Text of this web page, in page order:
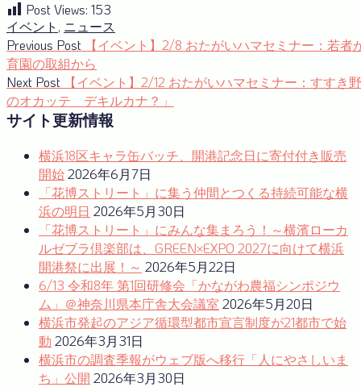
Post Views: 153
イベント , ニュース
投
稿
ナ
ビ
ゲ
シ
ョ
Previous Post
Previous
post:
【イベント】2/8 おたがいハマセミナー：若
育園の取組から
Next Post
Next
post:
【イベント】2/12 おたがいハマセミナー：すす
のオカッテ デキルカナ？」
サイト更新情報
横浜18区キャラ缶バッチ、開港記念日に寄付付き販売
開始2026年6月7日
「花博ストリート」に集う仲間とつくる持続可能な横
浜の明日 2026年5月30日
「花博ストリート」にみんな集まろう！～横濱ローカ
ルゼブラ倶楽部は、GREEN×EXPO 2027に向けて横浜
開港祭に出展！～ 2026年5月22日
6/13 令和8年 第1回研修会「かながわ農福シンポジウ
ム」＠神奈川県本庁舎大会議室 2026年5月20日
横浜市発起のアジア循環型都市宣言制度が21都市で始
動 2026年3月31日
横浜市の調査季報がウェブ版へ移行「人にやさしいま
ち」公開 2026年3月30日